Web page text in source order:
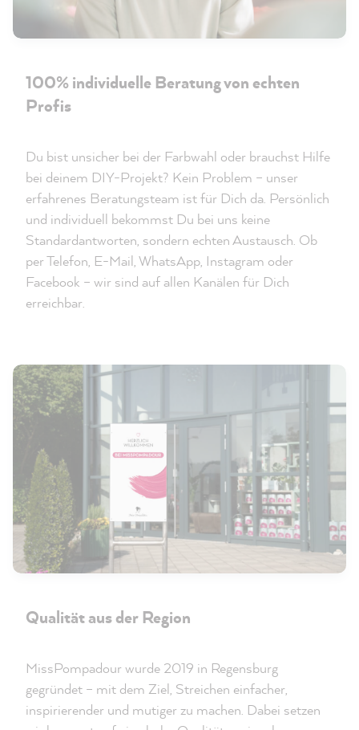
100% individuelle Beratung von echten
Profis
Du bist unsicher bei der Farbwahl oder brauchst Hilfe
bei deinem DIY-Projekt? Kein Problem – unser
erfahrenes Beratungsteam ist für Dich da. Persönlich
und individuell bekommst Du bei uns keine
Standardantworten, sondern echten Austausch. Ob
per Telefon, E-Mail, WhatsApp, Instagram oder
Facebook – wir sind auf allen Kanälen für Dich
erreichbar.
Qualität aus der Region
MissPompadour wurde 2019 in Regensburg
gegründet – mit dem Ziel, Streichen einfacher,
inspirierender und mutiger zu machen. Dabei setzen